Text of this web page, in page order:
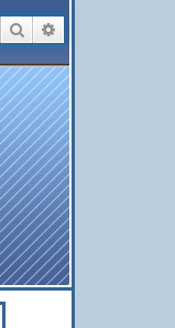
Rechercher